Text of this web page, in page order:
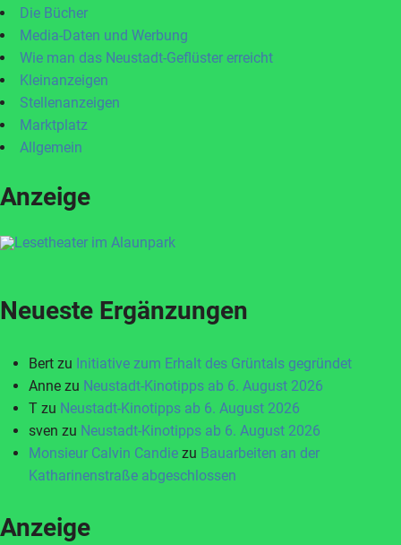
Die Bücher
Media-Daten und Werbung
Wie man das Neustadt-Geflüster erreicht
Kleinanzeigen
Stellenanzeigen
Marktplatz
Allgemein
Anzeige
Neueste Ergänzungen
Bert zu Initiative zum Erhalt des Grüntals gegründet
Anne zu Neustadt-Kinotipps ab 6. August 2026
T zu Neustadt-Kinotipps ab 6. August 2026
sven zu Neustadt-Kinotipps ab 6. August 2026
Monsieur Calvin Candie zu Bauarbeiten an der
Katharinenstraße abgeschlossen
Anzeige